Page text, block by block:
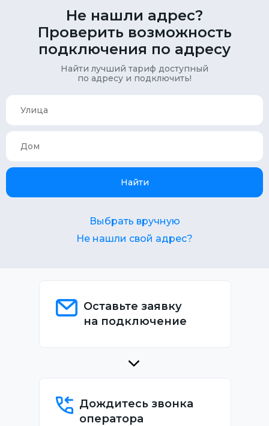
Не нашли адрес?
Проверить возможность
подключения по адресу
Найти лучший тариф доступный
по адресу и подключить!
Найти
Выбрать вручную
Не нашли свой адрес?
Оставьте заявку
на подключение
Дождитесь звонка
оператора